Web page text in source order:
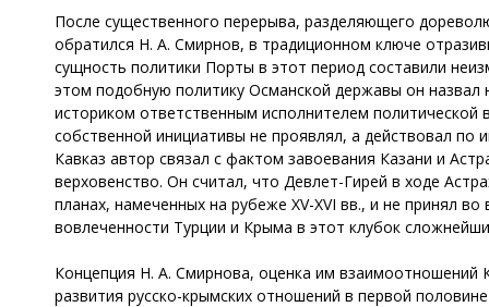
После существенного перерыва, разделяющего
обратился Н. А. Смирнов, в традиционном ключе
сущность политики Порты в этот период составили
этом подобную политику Османской державы он назвал
историком ответственным исполнителем
собственной инициативы не проявлял, а действовал по
Кавказ автор связал с фактом завоевания Казани и
верховенство. Он считал, что Девлет-Гирей в ходе
планах, намеченных на рубеже XV-XVI вв., и не принял
вовлеченности Турции и Крыма в этот клубок
Концепция Н. А. Смирнова, оценка им взаимоотношений
развития русско-крымских отношений в первой половине